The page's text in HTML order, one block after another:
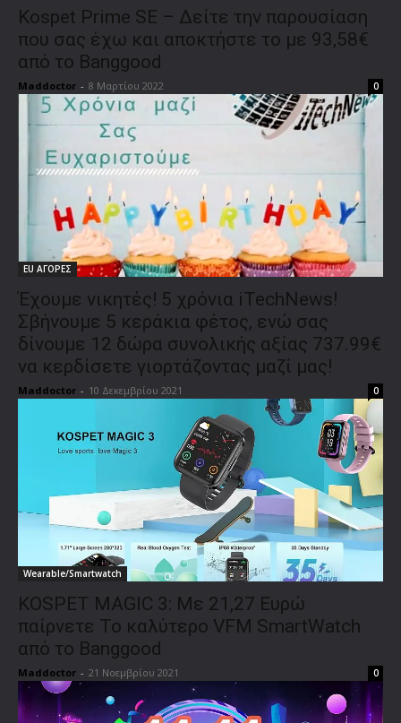
Kospet Prime SE – Δείτε την παρουσίαση
που σας έχω και αποκτήστε το με 93,58€
από το Banggood
Maddoctor - 8 Μαρτίου 2022 0
EU ΑΓΟΡΕΣ
Έχουμε νικητές! 5 χρόνια iTechNews!
Σβήνουμε 5 κεράκια φέτος, ενώ σας
δίνουμε 12 δώρα συνολικής αξίας 737.99€
να κερδίσετε γιορτάζοντας μαζί μας!
Maddoctor - 10 Δεκεμβρίου 2021 0
Wearable/Smartwatch
KOSPET MAGIC 3: Με 21,27 Ευρώ
παίρνετε Το καλύτερο VFM SmartWatch
από το Banggood
Maddoctor - 21 Νοεμβρίου 2021 0